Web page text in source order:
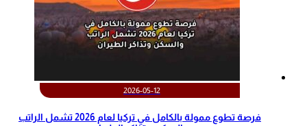
2026-05-12
‫فرصة تطوع ممولة بالكامل في تركيا لعام 2026 تشمل الراتب